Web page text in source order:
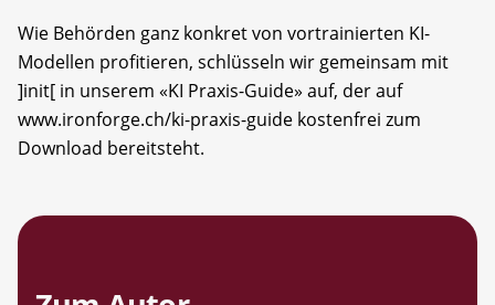
Wie Behörden ganz konkret von vor­trainierten KI-
Modellen profitieren, ­schlüsseln wir gemeinsam mit
]init[ in un­serem «KI Praxis-Guide» auf, der auf
www.ironforge.ch/ki-praxis-guide kostenfrei zum
Download bereitsteht.